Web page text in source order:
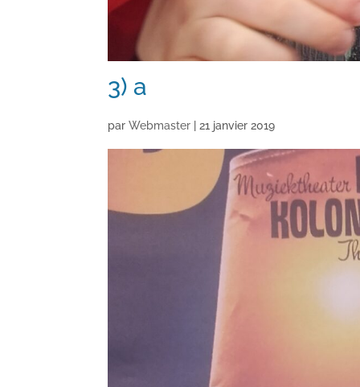
3) a
parWebmaster |21 janvier 2019